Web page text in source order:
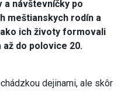
návštevníčky po
meštianskych rodín a
ich životy formovali
do polovice 20.
dejinami, ale skôr